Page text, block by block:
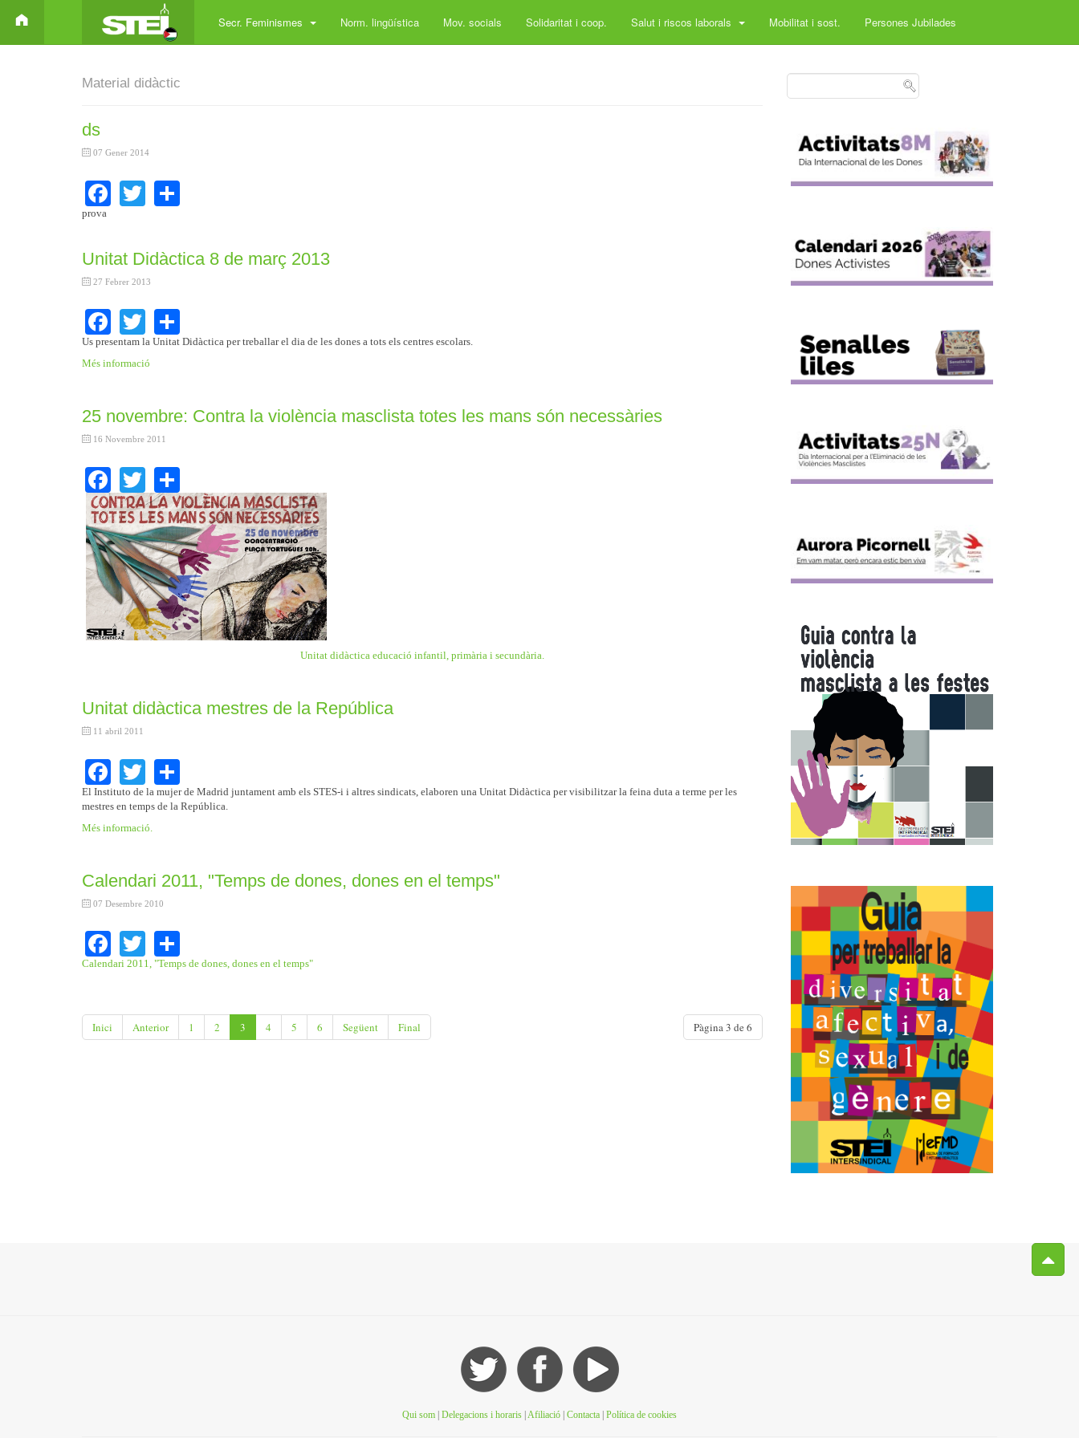
Secr. Feminismes Norm. lingüística Mov. socials Solidaritat i coop. Salut i riscos laborals Mobilitat i sost. Persones Jubilades
Material didàctic
ds
07 Gener 2014
Facebook
Twitter
prova
Unitat Didàctica 8 de març 2013
27 Febrer 2013
Facebook
Twitter
Us presentam la Unitat Didàctica per treballar el dia de les dones a tots els centres escolars.
Més informació
25 novembre: Contra la violència masclista totes les mans són necessàries
16 Novembre 2011
Facebook
Twitter
Unitat didàctica educació infantil, primària i secundària.
Unitat didàctica mestres de la República
11 abril 2011
Facebook
Twitter
El Instituto de la mujer de Madrid juntament amb els STES-i i altres sindicats, elaboren una Unitat Didàctica per visibilitzar la feina duta a terme per les
mestres en temps de la República.
Més informació.
Calendari 2011, "Temps de dones, dones en el temps"
07 Desembre 2010
Facebook
Twitter
Calendari 2011, "Temps de dones, dones en el temps"
Pàgina 3 de 6
Inici Anterior 1 2 3 4 5 6 Següent Final
Qui som Delegacions i horaris Afiliació Contacta Política de cookies